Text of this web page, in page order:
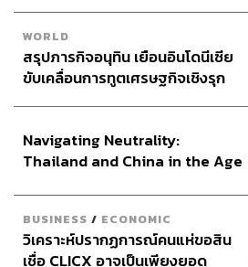
WORLD
สรุปภารกิจอนุทิน เยือนอินโดนีเซีย
ขับเคลื่อนการทูตเศรษฐกิจเชิงรุก
Navigating Neutrality:
Thailand and China in the Age
BUSINESS / ECONOMIC
วิเคราะห์ปรากฏการณ์คนแห่ขอสิน
เชื่อ CLICX อาจเป็นเพียงยอด